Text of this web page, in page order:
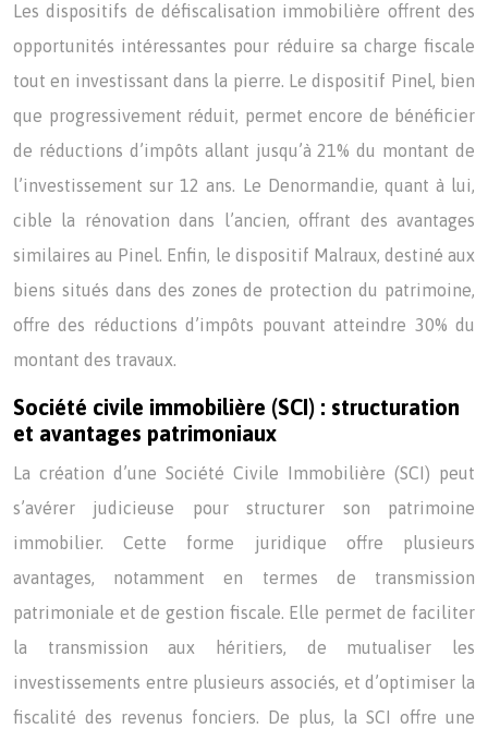
Les dispositifs de défiscalisation immobilière offrent des
opportunités intéressantes pour réduire sa charge fiscale
tout en investissant dans la pierre. Le dispositif Pinel, bien
que progressivement réduit, permet encore de bénéficier
de réductions d’impôts allant jusqu’à 21% du montant de
l’investissement sur 12 ans. Le Denormandie, quant à lui,
cible la rénovation dans l’ancien, offrant des avantages
similaires au Pinel. Enfin, le dispositif Malraux, destiné aux
biens situés dans des zones de protection du patrimoine,
offre des réductions d’impôts pouvant atteindre 30% du
montant des travaux.
Société civile immobilière (SCI) : structuration
et avantages patrimoniaux
La création d’une Société Civile Immobilière (SCI) peut
s’avérer judicieuse pour structurer son patrimoine
immobilier. Cette forme juridique offre plusieurs
avantages, notamment en termes de transmission
patrimoniale et de gestion fiscale. Elle permet de faciliter
la transmission aux héritiers, de mutualiser les
investissements entre plusieurs associés, et d’optimiser la
fiscalité des revenus fonciers. De plus, la SCI offre une